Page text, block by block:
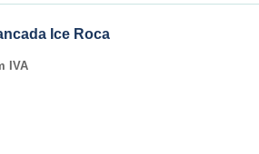
Ice Roca
IVA